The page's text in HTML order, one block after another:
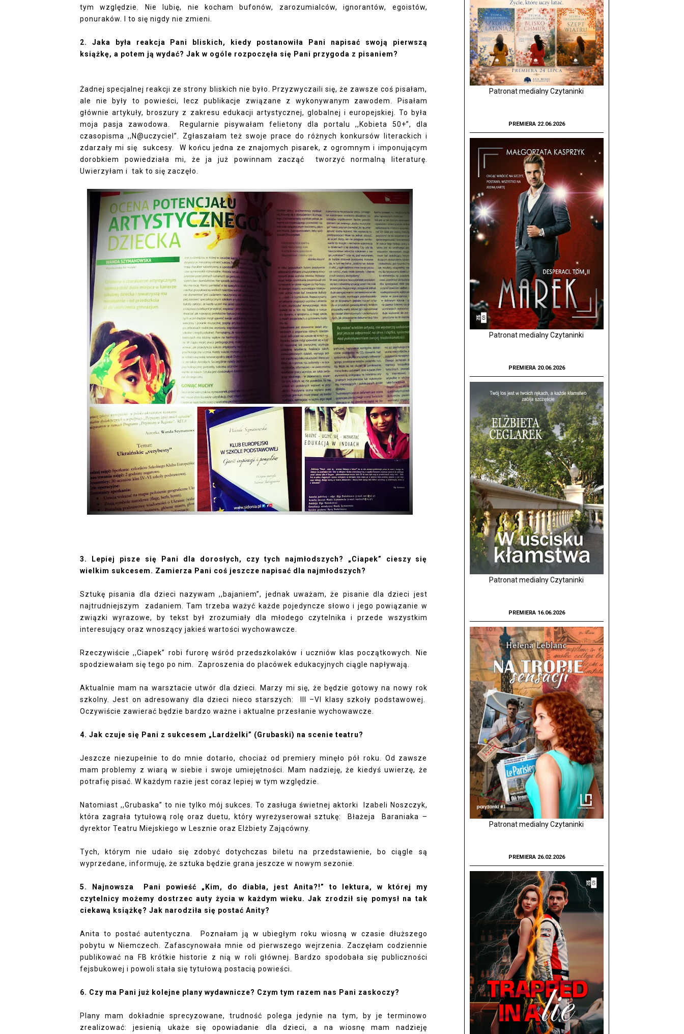
tym względzie. Nie lubię, nie kocham bufonów, zarozumialców, ignorantów, egoistów,
ponuraków. I to się nigdy nie zmieni.
2. Jaka była reakcja Pani bliskich, kiedy postanowiła Pani napisać swoją pierwszą
książkę, a potem ją wydać? Jak w ogóle rozpoczęła się Pani przygoda z pisaniem?
Żadnej specjalnej reakcji ze strony bliskich nie było. Przyzwyczaili się, że zawsze coś pisałam,
ale nie były to powieści, lecz publikacje związane z wykonywanym zawodem. Pisałam
głównie artykuły, broszury z zakresu edukacji artystycznej, globalnej i europejskiej. To była
moja pasja zawodowa.
Regularnie pisywałam felietony dla portalu ,,Kobieta 50+”, dla
czasopisma ,,N@uczyciel”. Zgłaszałam też swoje prace do różnych konkursów literackich i
zdarzały mi się
sukcesy.
W końcu jedna ze znajomych pisarek, z ogromnym i imponującym
dorobkiem powiedziała mi, że ja już powinnam zacząć
tworzyć normalną literaturę.
Uwierzyłam i
tak to się zaczęło.
3. Lepiej pisze się Pani dla dorosłych, czy tych najmłodszych? „Ciapek” cieszy się
wielkim sukcesem. Zamierza Pani coś jeszcze napisać dla najmłodszych?
Sztukę pisania dla dzieci nazywam ,,bajaniem”, jednak uważam, że pisanie dla dzieci jest
najtrudniejszym
zadaniem. Tam trzeba ważyć każde pojedyncze słowo i jego powiązanie w
związki wyrazowe, by tekst był zrozumiały dla młodego czytelnika i przede wszystkim
interesujący oraz wnoszący jakieś wartości wychowawcze.
Rzeczywiście ,,Ciapek” robi furorę wśród przedszkolaków i uczniów klas początkowych. Nie
spodziewałam się tego po nim.
Zaproszenia do placówek edukacyjnych ciągle napływają.
Aktualnie mam na warsztacie utwór dla dzieci. Marzy mi się, że będzie gotowy na nowy rok
szkolny. Jest on adresowany dla dzieci nieco starszych:
III –VI klasy szkoły podstawowej.
Oczywiście zawierać będzie bardzo ważne i aktualne przesłanie wychowawcze.
4. Jak czuje się Pani z sukcesem „Lardżelki” (Grubaski) na scenie teatru?
Jeszcze niezupełnie to do mnie dotarło, chociaż od premiery minęło pół roku. Od zawsze
mam problemy z wiarą w siebie i swoje umiejętności. Mam nadzieję, że kiedyś uwierzę, że
potrafię pisać. W każdym razie jest coraz lepiej w tym względzie.
Natomiast ,,Grubaska” to nie tylko mój sukces. To zasługa świetnej aktorki
Izabeli Noszczyk,
która zagrała tytułową rolę oraz duetu, który wyreżyserował sztukę:
Błażeja
Baraniaka –
dyrektor Teatru Miejskiego w Lesznie oraz Elżbiety Zającówny.
Tych, którym nie udało się zdobyć dotychczas biletu na przedstawienie, bo ciągle są
wyprzedane, informuję, że sztuka będzie grana jeszcze w nowym sezonie.
5. Najnowsza
Pani powieść „Kim, do diabła, jest Anita?!” to lektura, w której my
czytelnicy możemy dostrzec auty życia w każdym wieku. Jak zrodził się pomysł na tak
ciekawą książkę? Jak narodziła się postać Anity?
Anita to postać autentyczna.
Poznałam ją w ubiegłym roku wiosną w czasie dłuższego
pobytu w Niemczech. Zafascynowała mnie od pierwszego wejrzenia. Zaczęłam codziennie
publikować na FB krótkie historie z nią w roli głównej. Bardzo spodobała się publiczności
fejsbukowej i powoli stała się tytułową postacią powieści.
6. Czy ma Pani już kolejne plany wydawnicze? Czym tym razem nas Pani zaskoczy?
Plany mam dokładnie sprecyzowane, trudność polega jedynie na tym, by je terminowo
zrealizować: jesienią ukaże się opowiadanie dla dzieci, a na wiosnę mam nadzieję
Patronat medialny Czytaninki
PREMIERA 22.06.2026
Patronat medialny Czytaninki
PREMIERA 20.06.2026
Patronat medialny Czytaninki
PREMIERA 16.06.2026
Patronat medialny Czytaninki
PREMIERA 26.02.2026